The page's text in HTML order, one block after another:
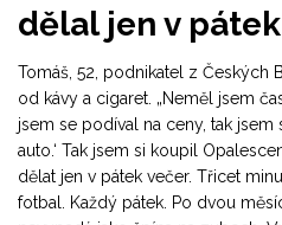
dělal jen v
Tomáš, 52, podnikatel z Českých
od kávy a cigaret. „Neměl jsem
jsem se podíval na ceny, tak jsem
auto.‘ Tak jsem si koupil
dělat jen v pátek večer. Třicet
fotbal. Každý pátek. Po dvou